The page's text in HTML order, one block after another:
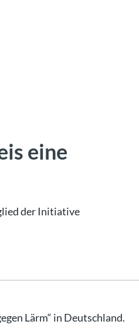
eine
der Initiative
Lärm“ in Deutschland.